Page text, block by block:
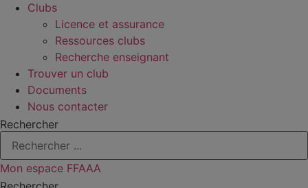
Clubs
Licence et assurance
Ressources clubs
Recherche enseignant
Trouver un club
Documents
Nous contacter
Rechercher
Mon espace FFAAA